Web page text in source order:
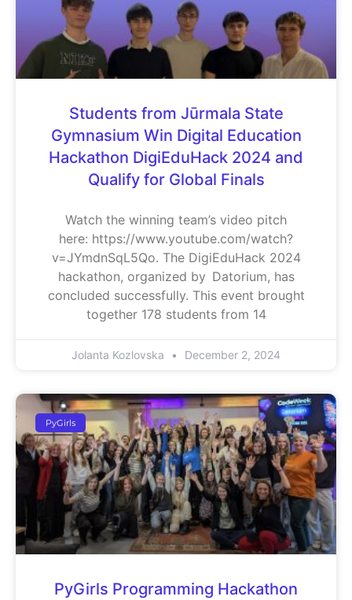
Students from Jūrmala State
Gymnasium Win Digital Education
Hackathon DigiEduHack 2024 and
Qualify for Global Finals
Watch the winning team’s video pitch
here: https://www.youtube.com/watch?
v=JYmdnSqL5Qo. The DigiEduHack 2024
hackathon, organized by Datorium, has
concluded successfully. This event brought
together 178 students from 14
Jolanta Kozlovska December 2, 2024
PyGirls
PyGirls Programming Hackathon